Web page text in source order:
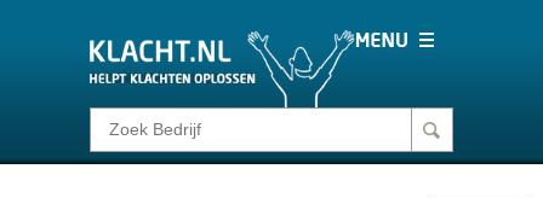
Klacht melden